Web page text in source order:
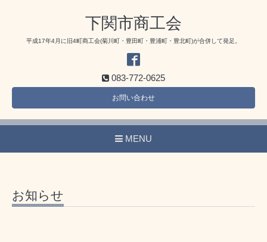
下関市商工会
平成17年4月に旧4町商工会(菊川町・豊田町・豊浦町・豊北町)が合併して発足。
083-772-0625
お問い合わせ
MENU
お知らせ